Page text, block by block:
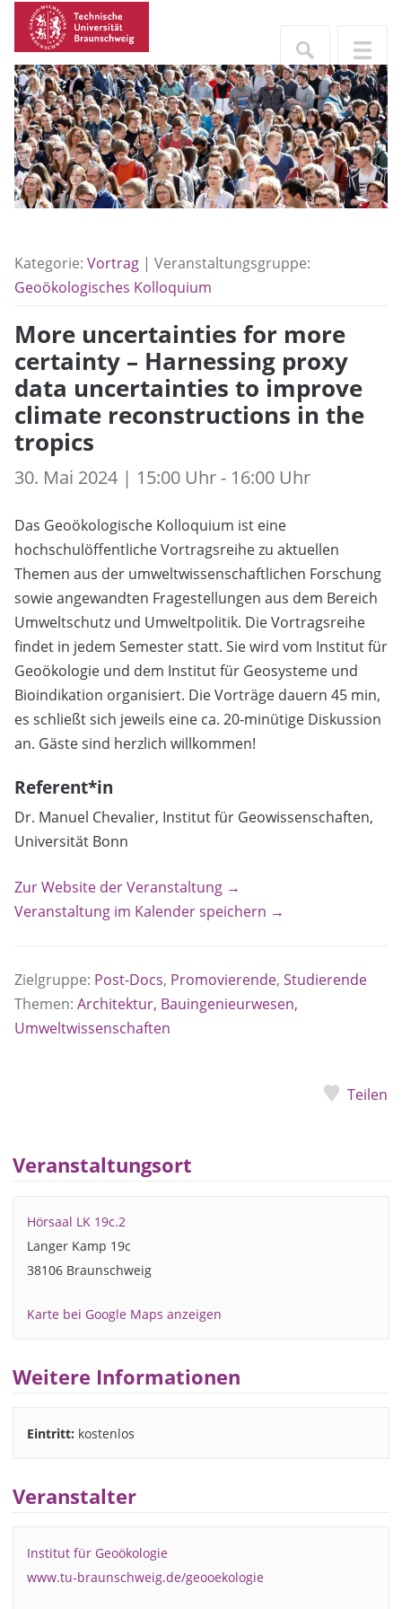
Kategorie: Vortrag | Veranstaltungsgruppe:
Geoökologisches Kolloquium
More uncertainties for more
certainty – Harnessing proxy
data uncertainties to improve
climate reconstructions in the
tropics
30. Mai 2024 | 15:00 Uhr - 16:00 Uhr
Das Geoökologische Kolloquium ist eine
hochschulöffentliche Vortragsreihe zu aktuellen
Themen aus der umweltwissenschaftlichen Forschung
sowie angewandten Fragestellungen aus dem Bereich
Umweltschutz und Umweltpolitik. Die Vortragsreihe
findet in jedem Semester statt. Sie wird vom Institut für
Geoökologie und dem Institut für Geosysteme und
Bioindikation organisiert. Die Vorträge dauern 45 min,
es schließt sich jeweils eine ca. 20-minütige Diskussion
an. Gäste sind herzlich willkommen!
Referent*in
Dr. Manuel Chevalier, Institut für Geowissenschaften,
Universität Bonn
Zur Website der Veranstaltung →
Veranstaltung im Kalender speichern →
Zielgruppe: Post-Docs, Promovierende, Studierende
Themen: Architektur, Bauingenieurwesen,
Umweltwissenschaften
Teilen
Veranstaltungsort
Hörsaal LK 19c.2
Langer Kamp 19c
38106 Braunschweig
Karte bei Google Maps anzeigen
Weitere Informationen
Eintritt: kostenlos
Veranstalter
Institut für Geoökologie
www.tu-braunschweig.de/geooekologie